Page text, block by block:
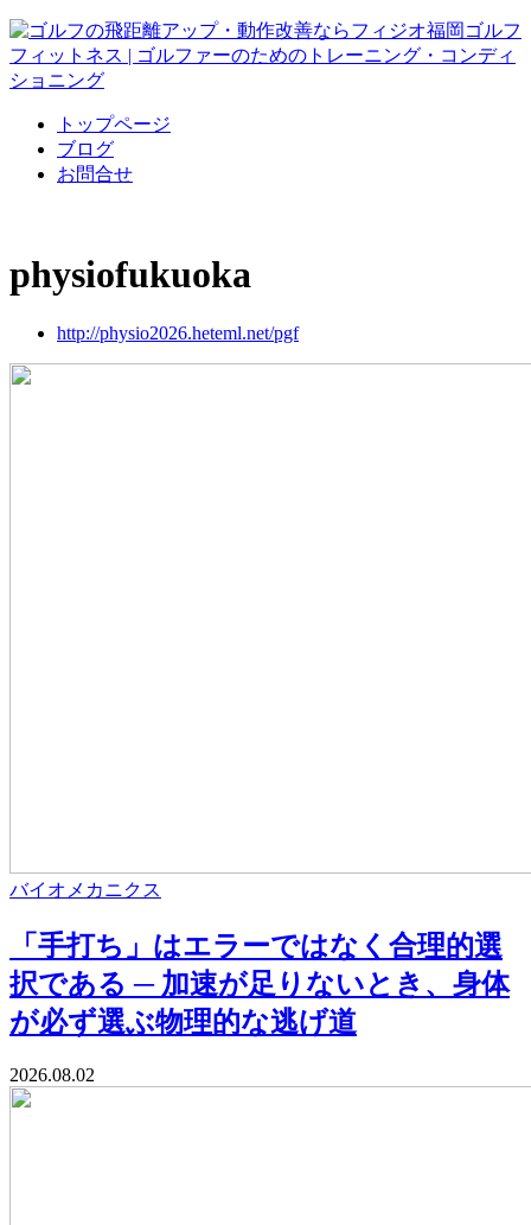
トップページ
ブログ
お問合せ
physiofukuoka
http://physio2026.heteml.net/pgf
バイオメカニクス
「手打ち」はエラーではなく合理的選
択である ─ 加速が足りないとき、身体
が必ず選ぶ物理的な逃げ道
2026.08.02